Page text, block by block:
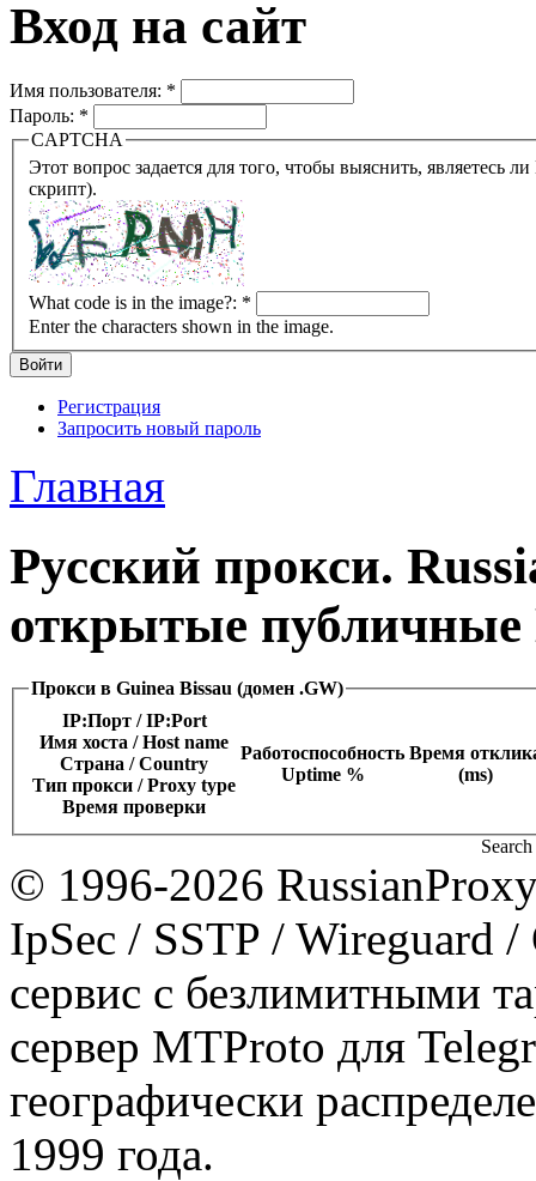
Вход на сайт
Имя пользователя: *
Пароль: *
CAPTCHA
Этот вопрос задается для того, чтобы выяснить, являетесь ли Вы человеком или представляете из себя робота
скрипт).
What code is in the image?: *
Enter the characters shown in the image.
Регистрация
Запросить новый пароль
Главная
Русский прокси.
открытые публичные
Прокси в Guinea Bissau (домен .GW)
IP:Порт / IP:Port
Имя хоста / Host name
Страна / Сountry
Тип прокси / Proxy type
Время проверки
Работоспособность
Uptime %
Время
(ms)
© 1996-2026
IpSec / SSTP / Wireguard
сервис с безлимитными
сервер MTProto для
географически
1999 года.